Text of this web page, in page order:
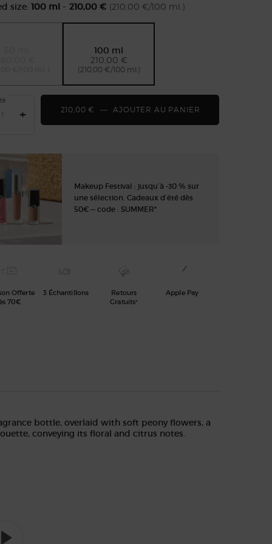
size: 100 ml- 210,00 € (210,00 €/100 ml.)
The product variation is out of stock,
Selected
100 ml
210,00 €
(210,00 €/100 ml.)
, 2 of 2
+ 210,00 € ― AJOUTER AU PANIER
Makeup Festival : jusqu’à -30 % sur
une sélection. Cadeaux d’été dès
50€ — code : SUMMER*
Offerte
70€
3 Échantillons
Retours
Gratuits*
Apple Pay